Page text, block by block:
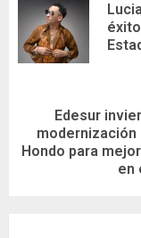
Edesur
Hondo para
en